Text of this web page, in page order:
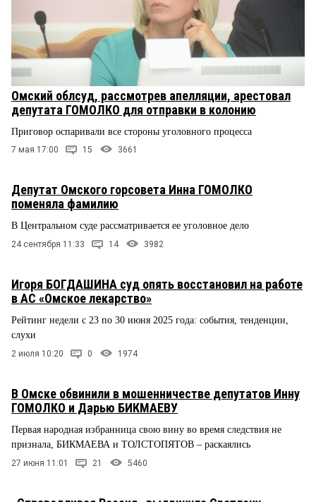
Омский облсуд, рассмотрев апелляции, арестовал
депутата ГОМОЛКО для отправки в колонию
Приговор оспаривали все стороны уголовного процесса
7 мая 17:00 15 3661
Депутат Омского горсовета Инна ГОМОЛКО
поменяла фамилию
В Центральном суде рассматривается ее уголовное дело
24 сентября 11:33 14 3982
Игоря БОГДАШИНА суд опять восстановил на работе
в АС «Омское лекарство»
Рейтинг недели с 23 по 30 июня 2025 года: события, тенденции,
слухи
2 июля 10:20 0 1974
В Омске обвинили в мошенничестве депутатов Инну
ГОМОЛКО и Дарью БИКМАЕВУ
Первая народная избранница свою вину во время следствия не
признала, БИКМАЕВА и ТОЛСТОПЯТОВ – раскаялись
27 июня 11:01 21 5460